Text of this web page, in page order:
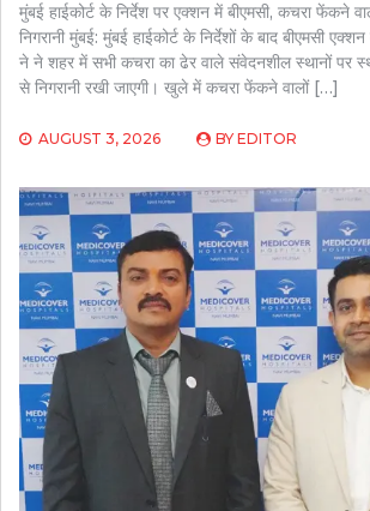
मुंबई हाईकोर्ट के निर्देश पर एक्शन में बीएमसी, कचरा फेंकने
निगरानी मुंबई: मुंबई हाईकोर्ट के निर्देशों के बाद बीएमसी
ने ने शहर में सभी कचरा का ढेर वाले संवेदनशील स्थानों पर
से निगरानी रखी जाएगी। खुले में कचरा फेंकने वालों […]
AUGUST 3, 2026 BY EDITOR